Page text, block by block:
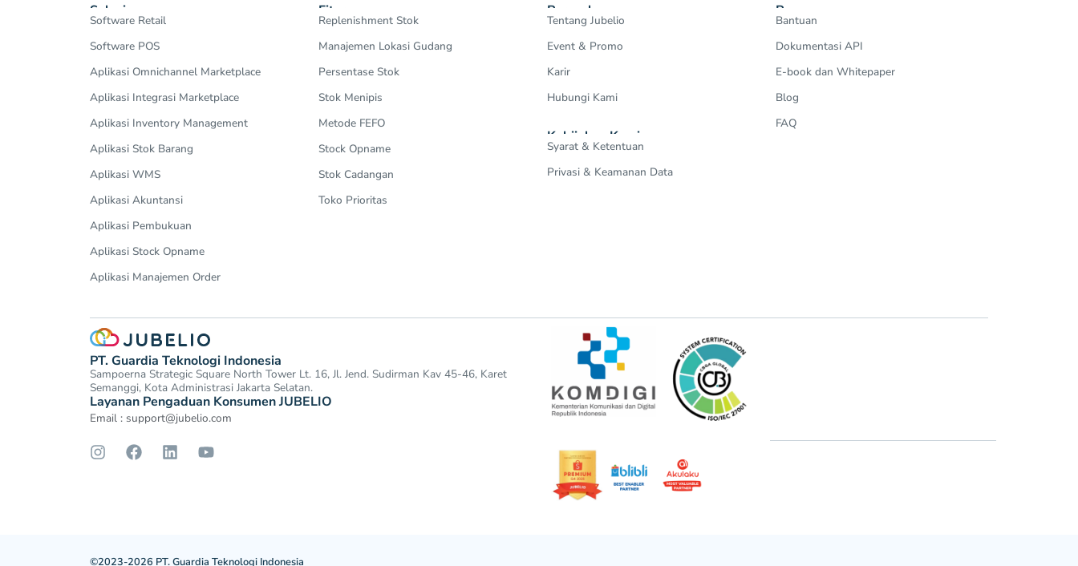
Solusi
Software Retail
Software POS
Aplikasi Omnichannel Marketplace
Aplikasi Integrasi Marketplace
Aplikasi Inventory Management
Aplikasi Stok Barang
Aplikasi WMS
Aplikasi Akuntansi
Aplikasi Pembukuan
Aplikasi Stock Opname
Aplikasi Manajemen Order
Fitur
Replenishment Stok
Manajemen Lokasi Gudang
Persentase Stok
Stok Menipis
Metode FEFO
Stock Opname
Stok Cadangan
Toko Prioritas
Perusahaan
Tentang Jubelio
Event & Promo
Karir
Hubungi Kami
Kebijakan Kami
Syarat & Ketentuan
Privasi & Keamanan Data
Resources
Bantuan
Dokumentasi API
E-book dan Whitepaper
Blog
FAQ
PT. Guardia Teknologi Indonesia
Sampoerna Strategic Square North Tower Lt. 16, Jl. Jend. Sudirman Kav 45-46, Karet
Semanggi, Kota Administrasi Jakarta Selatan.
Layanan Pengaduan Konsumen JUBELIO
Email : support@jubelio.com
©2023-2026 PT. Guardia Teknologi Indonesia